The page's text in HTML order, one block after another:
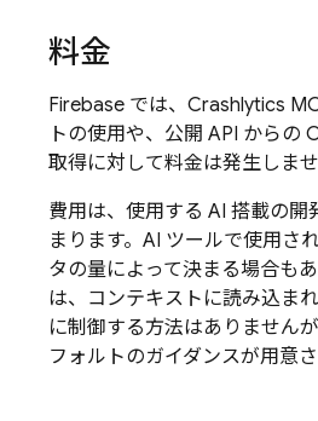
料金
Firebase では、 Crashlytics
トの使用や、公開 API からの
取得に対して料金は発生しませ
費用は、使用する AI 搭載の開
まります。AI ツールで使用さ
タの量によって決まる場合も
は、コンテキストに読み込ま
に制御する方法はありません
フォルトのガイダンスが用意さ